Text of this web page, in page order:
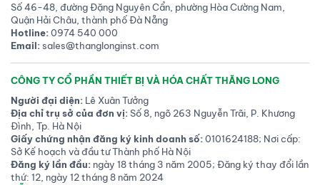
Số 46-48, đường Đặng Nguyên Cẩn, phường Hòa Cường Nam,
Quận Hải Châu, thành phố Đà Nẵng
Hotline:0974 540 000
Email:sales@thanglonginst.com
CÔNG TY CỔ PHẦN THIẾT BỊ VÀ HÓA CHẤT THĂNG LONG
Người đại diện: Lê Xuân Tưởng
Địa chỉ trụ sở của đơn vị:Số 8, ngõ 263 Nguyễn Trãi, P. Khương
Đình, Tp. Hà Nội
Giấy chứng nhận đăng ký kinh doanh số:0101624188; Nơi cấp:
Sở Kế hoạch và đầu tư Thành phố Hà Nội
Đăng ký lần đầu: ngày 18 tháng 3 năm 2005; Đăng ký thay đổi lần
thứ: 12, ngày 12 tháng 8 năm 2024